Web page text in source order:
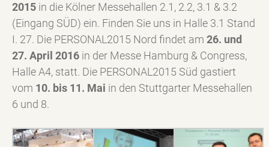
2015 in die Kölner Messehallen 2.1, 2.2, 3.1 & 3.2
(Eingang SÜD) ein. Finden Sie uns in Halle 3.1 Stand
I. 27. Die PERSONAL2015 Nord findet am 26. und
27. April 2016 in der Messe Hamburg & Congress,
Halle A4, statt. Die PERSONAL2015 Süd gastiert
vom 10. bis 11. Mai in den Stuttgarter Messehallen
6 und 8.